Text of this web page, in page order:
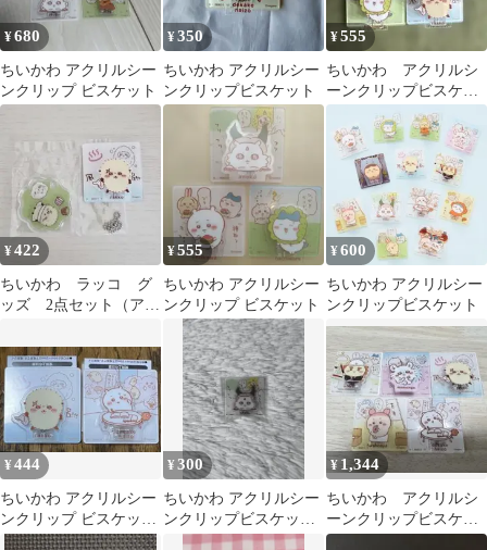
¥680
ちいかわ アクリルシー
ンクリップ ビスケット
¥350
ちいかわ アクリルシー
ンクリップビスケット
¥555
ちいかわ アクリルシ
ーンクリップビスケッ
ト 3個セット
¥422
ちいかわ ラッコ グ
ッズ 2点セット（アク
他）
¥555
ちいかわ アクリルシー
ンクリップ ビスケット
¥600
ちいかわ アクリルシー
ンクリップビスケット
¥444
ちいかわ アクリルシー
ンクリップ ビスケット
ラッコ
¥300
ちいかわ アクリルシー
ンクリップビスケット
あのこ
¥ 1,344
ちいかわ アクリルシ
ーンクリップビスケッ
ト